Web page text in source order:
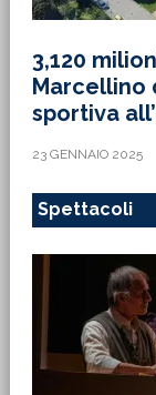
3,120
Marcellino
sportiva
23 GENNAIO 2025
Spettacoli